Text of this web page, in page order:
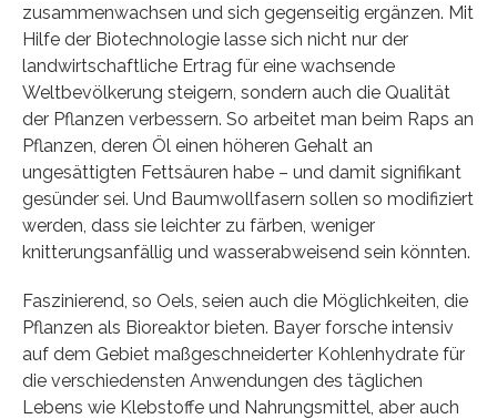
zusammenwachsen und sich gegenseitig ergänzen. Mit
Hilfe der Biotechnologie lasse sich nicht nur der
landwirtschaftliche Ertrag für eine wachsende
Weltbevölkerung steigern, sondern auch die Qualität
der Pflanzen verbessern. So arbeitet man beim Raps an
Pflanzen, deren Öl einen höheren Gehalt an
ungesättigten Fettsäuren habe – und damit signifikant
gesünder sei. Und Baumwollfasern sollen so modifiziert
werden, dass sie leichter zu färben, weniger
knitterungsanfällig und wasserabweisend sein könnten.
Faszinierend, so Oels, seien auch die Möglichkeiten, die
Pflanzen als Bioreaktor bieten. Bayer forsche intensiv
auf dem Gebiet maßgeschneiderter Kohlenhydrate für
die verschiedensten Anwendungen des täglichen
Lebens wie Klebstoffe und Nahrungsmittel, aber auch